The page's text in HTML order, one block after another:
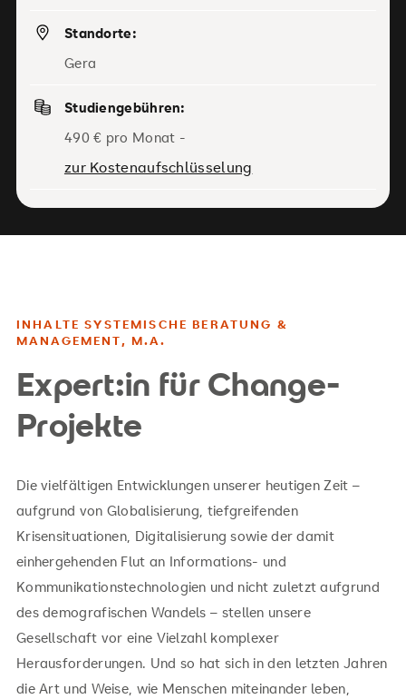
Standorte:
Gera
Studiengebühren:
490 € pro Monat -
zur Kostenaufschlüsselung
INHALTE SYSTEMISCHE BERATUNG &
MANAGEMENT, M.A.
Expert:in für Change-
Projekte
Die vielfältigen Entwicklungen unserer heutigen Zeit –
aufgrund von Globalisierung, tiefgreifenden
Krisensituationen, Digitalisierung sowie der damit
einhergehenden Flut an Informations- und
Kommunikationstechnologien und nicht zuletzt aufgrund
des demografischen Wandels – stellen unsere
Gesellschaft vor eine Vielzahl komplexer
Herausforderungen. Und so hat sich in den letzten Jahren
die Art und Weise, wie Menschen miteinander leben,